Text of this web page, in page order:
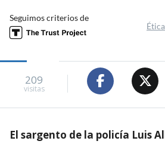
Seguimos criterios de
209
visitas
El sargento de la policía Luis